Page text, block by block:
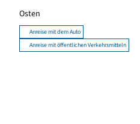
Osten
Anreise mit dem Auto
Anreise mit öffentlichen Verkehrsmitteln